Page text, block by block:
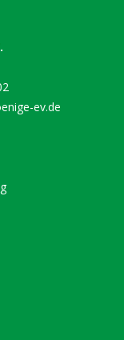
ev.de